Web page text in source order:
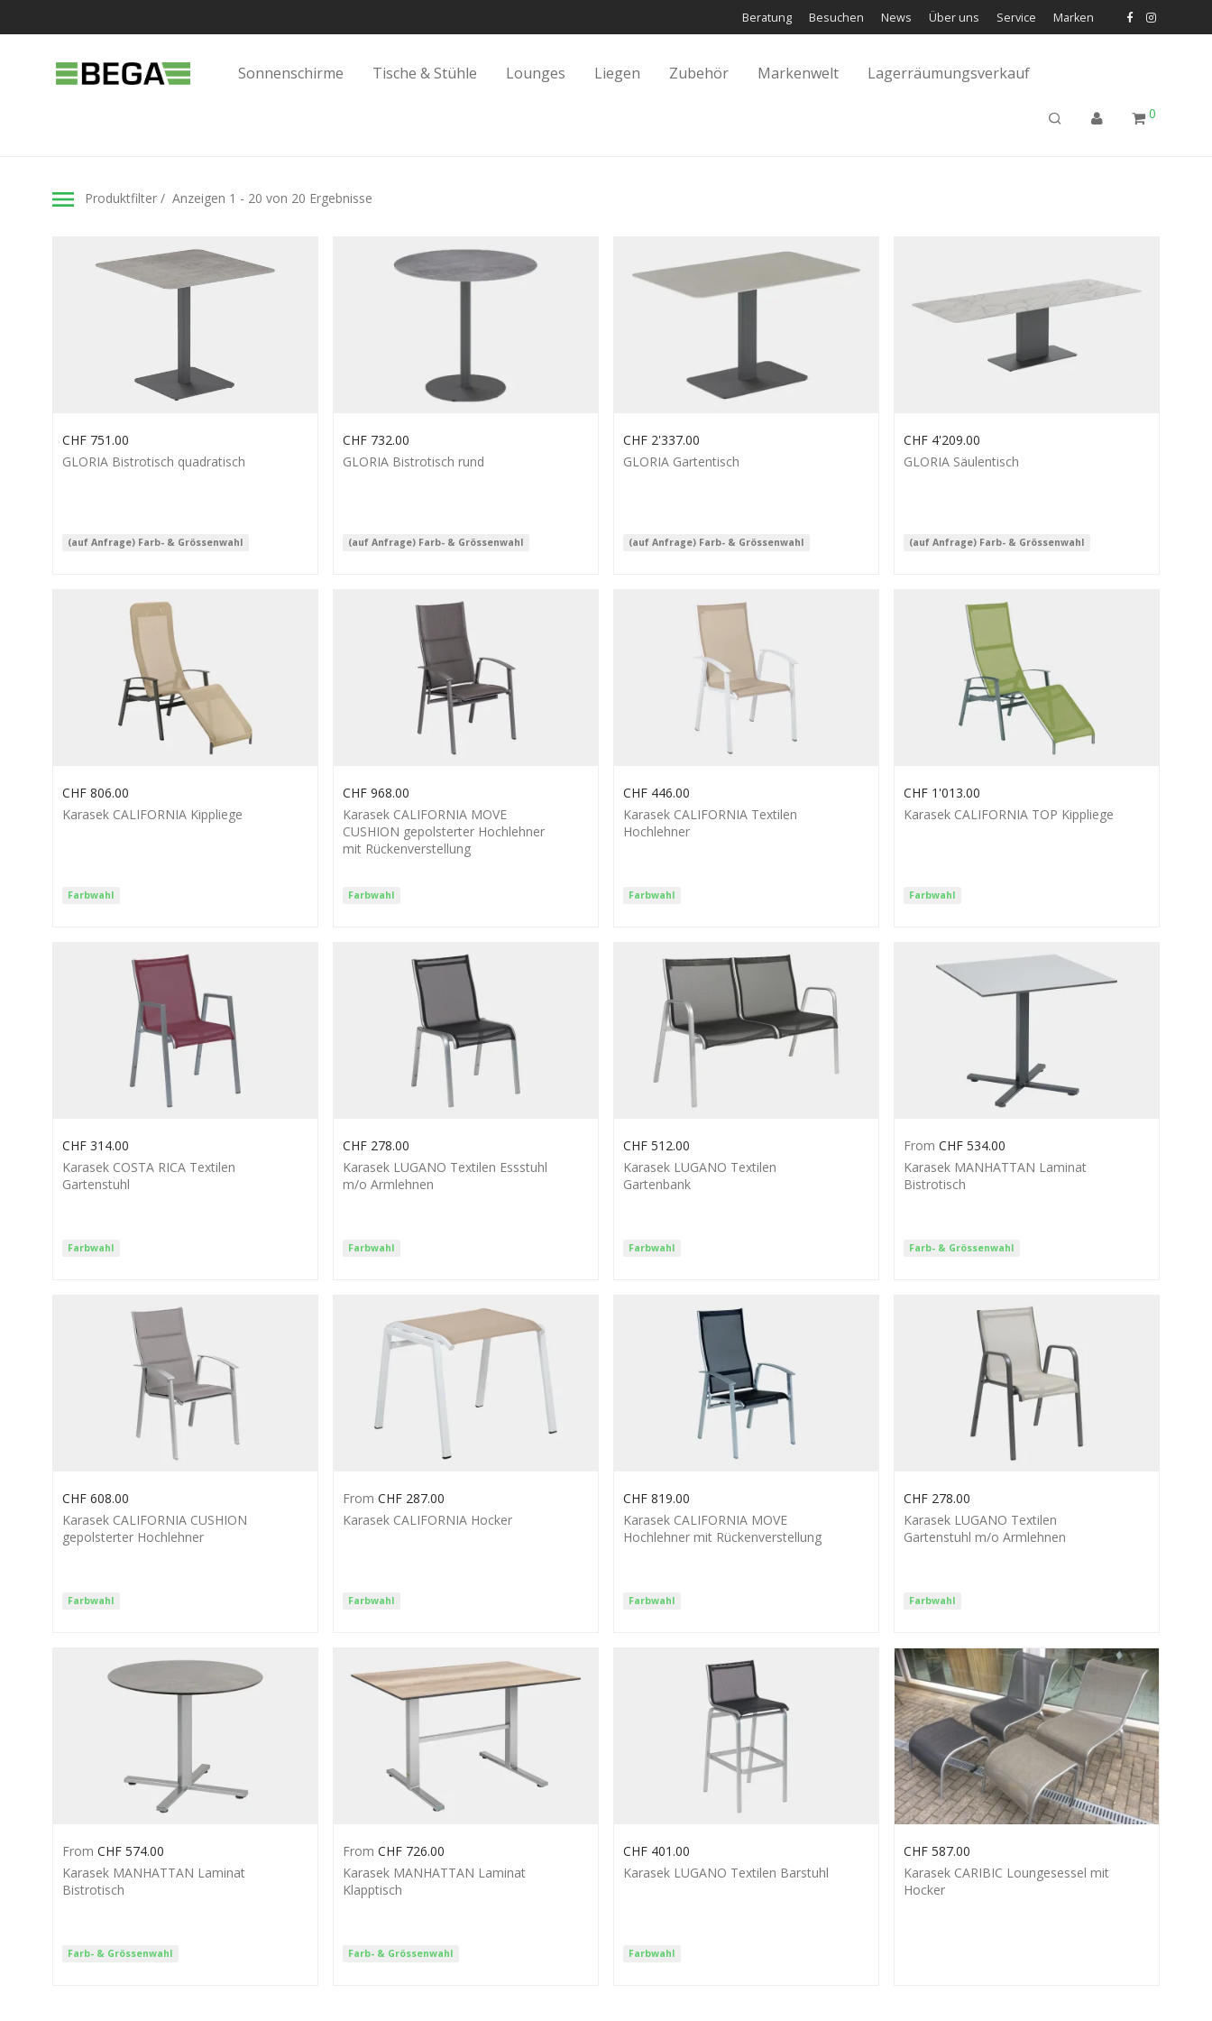
Beratung Besuchen News Über uns Service Marken
Sonnenschirme Tische & Stühle Lounges Liegen Zubehör Markenwelt Lagerräumungsverkauf
0
Produktfilter Anzeigen 1 - 20 von 20 Ergebnisse
(auf Anfrage) Farb- & Grössenwahl
GLORIA Bistrotisch quadratisch
CHF 751.00
(auf Anfrage) Farb- & Grössenwahl
GLORIA Bistrotisch rund
CHF 732.00
(auf Anfrage) Farb- & Grössenwahl
GLORIA Gartentisch
CHF 2'337.00
(auf Anfrage) Farb- & Grössenwahl
GLORIA Säulentisch
CHF 4'209.00
Farbwahl
Karasek CALIFORNIA Kippliege
CHF 806.00
Farbwahl
Karasek CALIFORNIA MOVE
CUSHION gepolsterter Hochlehner
mit Rückenverstellung
CHF 968.00
Farbwahl
Karasek CALIFORNIA Textilen
Hochlehner
CHF 446.00
Farbwahl
Karasek CALIFORNIA TOP Kippliege
CHF 1'013.00
Farbwahl
Karasek COSTA RICA Textilen
Gartenstuhl
CHF 314.00
Farbwahl
Karasek LUGANO Textilen Essstuhl
m/o Armlehnen
CHF 278.00
Farbwahl
Karasek LUGANO Textilen
Gartenbank
CHF 512.00
Farb- & Grössenwahl
Karasek MANHATTAN Laminat
Bistrotisch
From CHF 534.00
Farbwahl
Karasek CALIFORNIA CUSHION
gepolsterter Hochlehner
CHF 608.00
Farbwahl
Karasek CALIFORNIA Hocker
From CHF 287.00
Farbwahl
Karasek CALIFORNIA MOVE
Hochlehner mit Rückenverstellung
CHF 819.00
Farbwahl
Karasek LUGANO Textilen
Gartenstuhl m/o Armlehnen
CHF 278.00
Farb- & Grössenwahl
Karasek MANHATTAN Laminat
Bistrotisch
From CHF 574.00
Farb- & Grössenwahl
Karasek MANHATTAN Laminat
Klapptisch
From CHF 726.00
Farbwahl
Karasek LUGANO Textilen Barstuhl
CHF 401.00
Karasek CARIBIC Loungesessel mit
Hocker
CHF 587.00